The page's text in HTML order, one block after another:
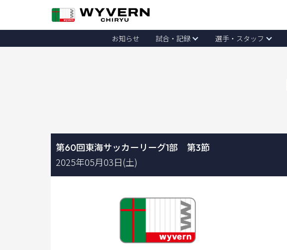
お知らせ 試合・記録 選手・スタッフ
第60回東海サッカーリーグ1部 第3節
2025年05月03日(土)